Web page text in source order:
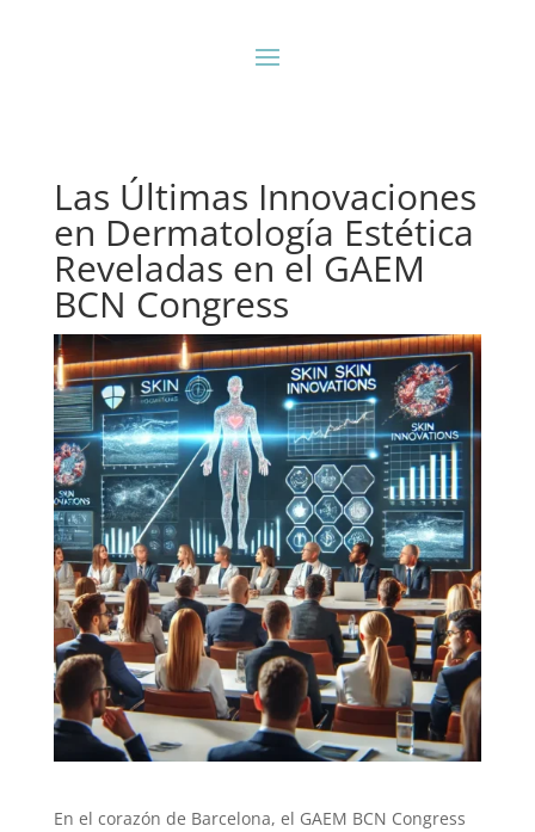
Las Últimas Innovaciones
en Dermatología Estética
Reveladas en el GAEM
BCN Congress
En el corazón de Barcelona, el GAEM BCN Congress